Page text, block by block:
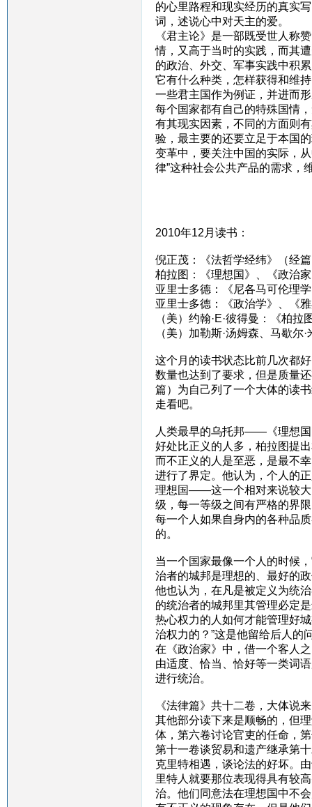
的心里路程和现实经历的真实
词，述说心中对天主的爱。
《君主论》是一部既受世人称
情，又高于当时的实践，而其
的政治、外交、军事实践中积
它有什么种类，怎样获得和维
一些君主国作为例证，并进而
每个国家都有自己的特殊国情
有其现实因素，不同的方面则
验，最主要的还要立足于本国
变革中，要关注中国的实际，
律”这种社会公共产品的需求，
2010年12月读书：
倪正茂：《法哲学经纬》（经
柏拉图：《理想国》、《政治
亚里士多德：《尼各马可伦理
亚里士多德：《政治学》、《
（美）约翰·E·彼得曼：《柏拉
（美）加勒斯·汤姆森、马歇尔
这个月的读书状态比前几次都
数量也达到了要求，但是质量
篇）为自己列了一个大体的读
走看吧。
人类最早的乌托邦——《理想国
好处比正义的人多，柏拉图提
而不正义的人是至恶，是最不
进行了界定。他认为，个人的
理想国——这一个相对来说较大
级，每一等级之间有严格的界
每一个人如果自身内的各种品
的。
当一个国家最像一个人的时候
治者的城邦是理想的、最好的
他也认为，在凡是被定义为统
的统治者的城邦里其管理必定
热心权力的人如何才能管理好
治权力的？”这是他留给后人的
在《政治家》中，借一个客人
由适度、恰当、恰好等一类词
进行统治。
《法律篇》共十二卷，大体说
其他部分读下来是顺畅的，但
体，第六卷讨论官吏的任命，
第十一卷谈贸易和遗产继承第
克里特相遇，谈论法的好坏。
里特人就要那位表现得具有较
治。他们同意法在理想国中不